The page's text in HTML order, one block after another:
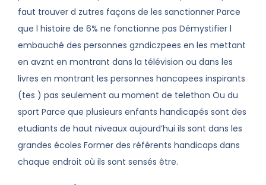
faut trouver d zutres façons de les sanctionner Parce
que l histoire de 6% ne fonctionne pas Démystifier l
embauché des personnes gzndiczpees en les mettant
en avznt en montrant dans la télévision ou dans les
livres en montrant les personnes hancapees inspirants
(tes ) pas seulement au moment de telethon Ou du
sport Parce que plusieurs enfants handicapés sont des
etudiants de haut niveaux aujourd’hui ils sont dans les
grandes écoles Former des référents handicaps dans
chaque endroit où ils sont sensés être.